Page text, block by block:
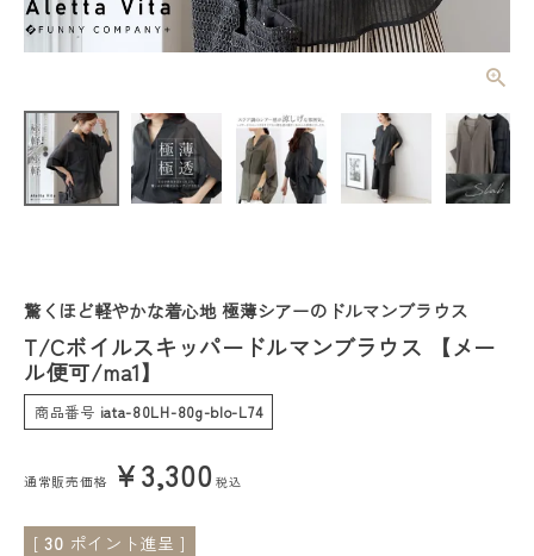
【メール便
可/ma1】
レディーストップス
レディースボトムス
会員ステージ特典プログラムについて
ご利用ガイド
驚くほど軽やかな着心地 極薄シアーのドルマンブラウス
T/Cボイルスキッパードルマンブラウス 【メー
ル便可/ma1】
商品番号 iata-80LH-80g-blo-L74
通常販売価格 ¥3,300 税込
[ 30 ポイント進呈 ]